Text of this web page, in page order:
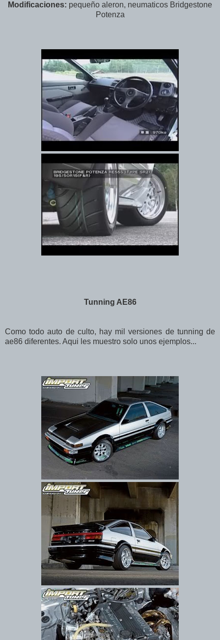
Modificaciones: pequeño aleron, neumaticos Bridgestone
Potenza
Tunning AE86
Como todo auto de culto, hay mil versiones de tunning de
ae86 diferentes. Aqui les muestro solo unos ejemplos...